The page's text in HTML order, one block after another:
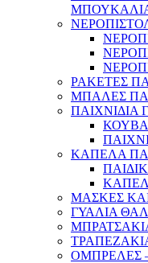
ΡΑΚΕΤΕΣ
ΜΠΑΛΕΣ
ΠΑΙΧΝΙΔΙΑ
ΚΑΠΕΛΑ
ΜΑΣΚΕΣ
ΓΥΑΛΙΑ
ΟΜΠΡΕΛΕΣ